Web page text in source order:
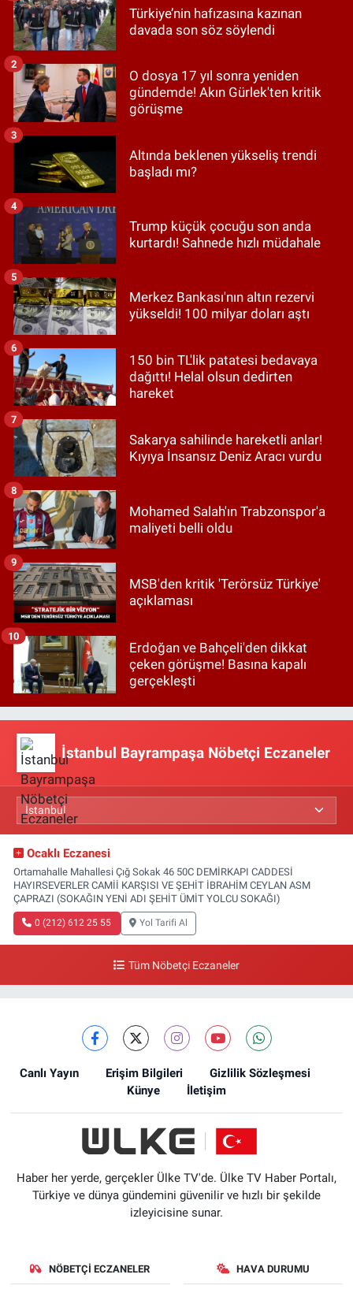
Türkiye’nin hafızasına kazınan
davada son söz söylendi
O dosya 17 yıl sonra yeniden
gündemde! Akın Gürlek'ten kritik
görüşme
2
Altında beklenen yükseliş trendi
başladı mı?
3
Trump küçük çocuğu son anda
kurtardı! Sahnede hızlı müdahale
4
Merkez Bankası'nın altın rezervi
yükseldi! 100 milyar doları aştı
5
150 bin TL'lik patatesi bedavaya
dağıttı! Helal olsun dedirten
hareket
6
Sakarya sahilinde hareketli anlar!
Kıyıya İnsansız Deniz Aracı vurdu
7
Mohamed Salah'ın Trabzonspor'a
maliyeti belli oldu
8
MSB'den kritik 'Terörsüz Türkiye'
açıklaması
9
Erdoğan ve Bahçeli'den dikkat
çeken görüşme! Basına kapalı
gerçekleşti
10
İstanbul Bayrampaşa Nöbetçi Eczaneler
Ocaklı Eczanesi
Ortamahalle Mahallesi Çığ Sokak 46 50C DEMİRKAPI CADDESİ
HAYIRSEVERLER CAMİİ KARŞISI VE ŞEHİT İBRAHİM CEYLAN ASM
ÇAPRAZI (SOKAĞIN YENİ ADI ŞEHİT ÜMİT YOLCU SOKAĞI)
0 (212) 612 25 55 Yol Tarifi Al
Tüm Nöbetçi Eczaneler
Canlı Yayın Erişim Bilgileri
Gizlilik Sözleşmesi
Künye
İletişim
Haber her yerde, gerçekler Ülke TV'de. Ülke TV Haber Portalı,
Türkiye ve dünya gündemini güvenilir ve hızlı bir şekilde
izleyicisine sunar.
NÖBETÇI ECZANELER HAVA DURUMU